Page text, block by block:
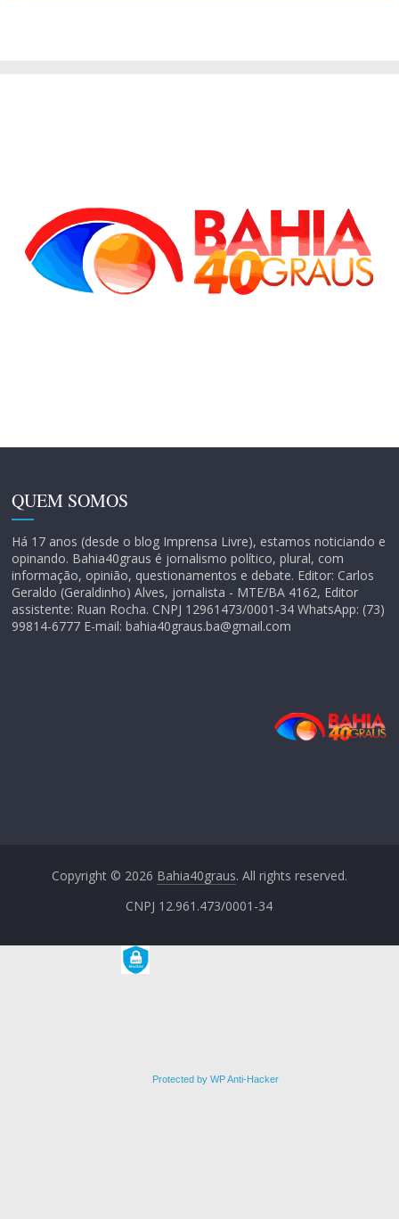
QUEM SOMOS
Há 17 anos (desde o blog Imprensa Livre), estamos noticiando e
opinando. Bahia40graus é jornalismo político, plural, com
informação, opinião, questionamentos e debate. Editor: Carlos
Geraldo (Geraldinho) Alves, jornalista - MTE/BA 4162, Editor
assistente: Ruan Rocha. CNPJ 12961473/0001-34 WhatsApp: (73)
99814-6777 E-mail: bahia40graus.ba@gmail.com
Copyright © 2026 Bahia40graus. All rights reserved.
CNPJ 12.961.473/0001-34
Protected by WP Anti-Hacker